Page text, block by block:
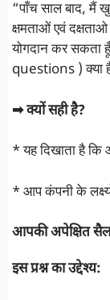
“पाँच साल बाद, मैं
क्षमताओं एवं
योगदान कर सकता
questions ) क्या
➡ क्यों सही है?
* यह दिखाता है
* आप कंपनी के
आपकी अपेक्षित
इस प्रश्न का उद्देश्य: